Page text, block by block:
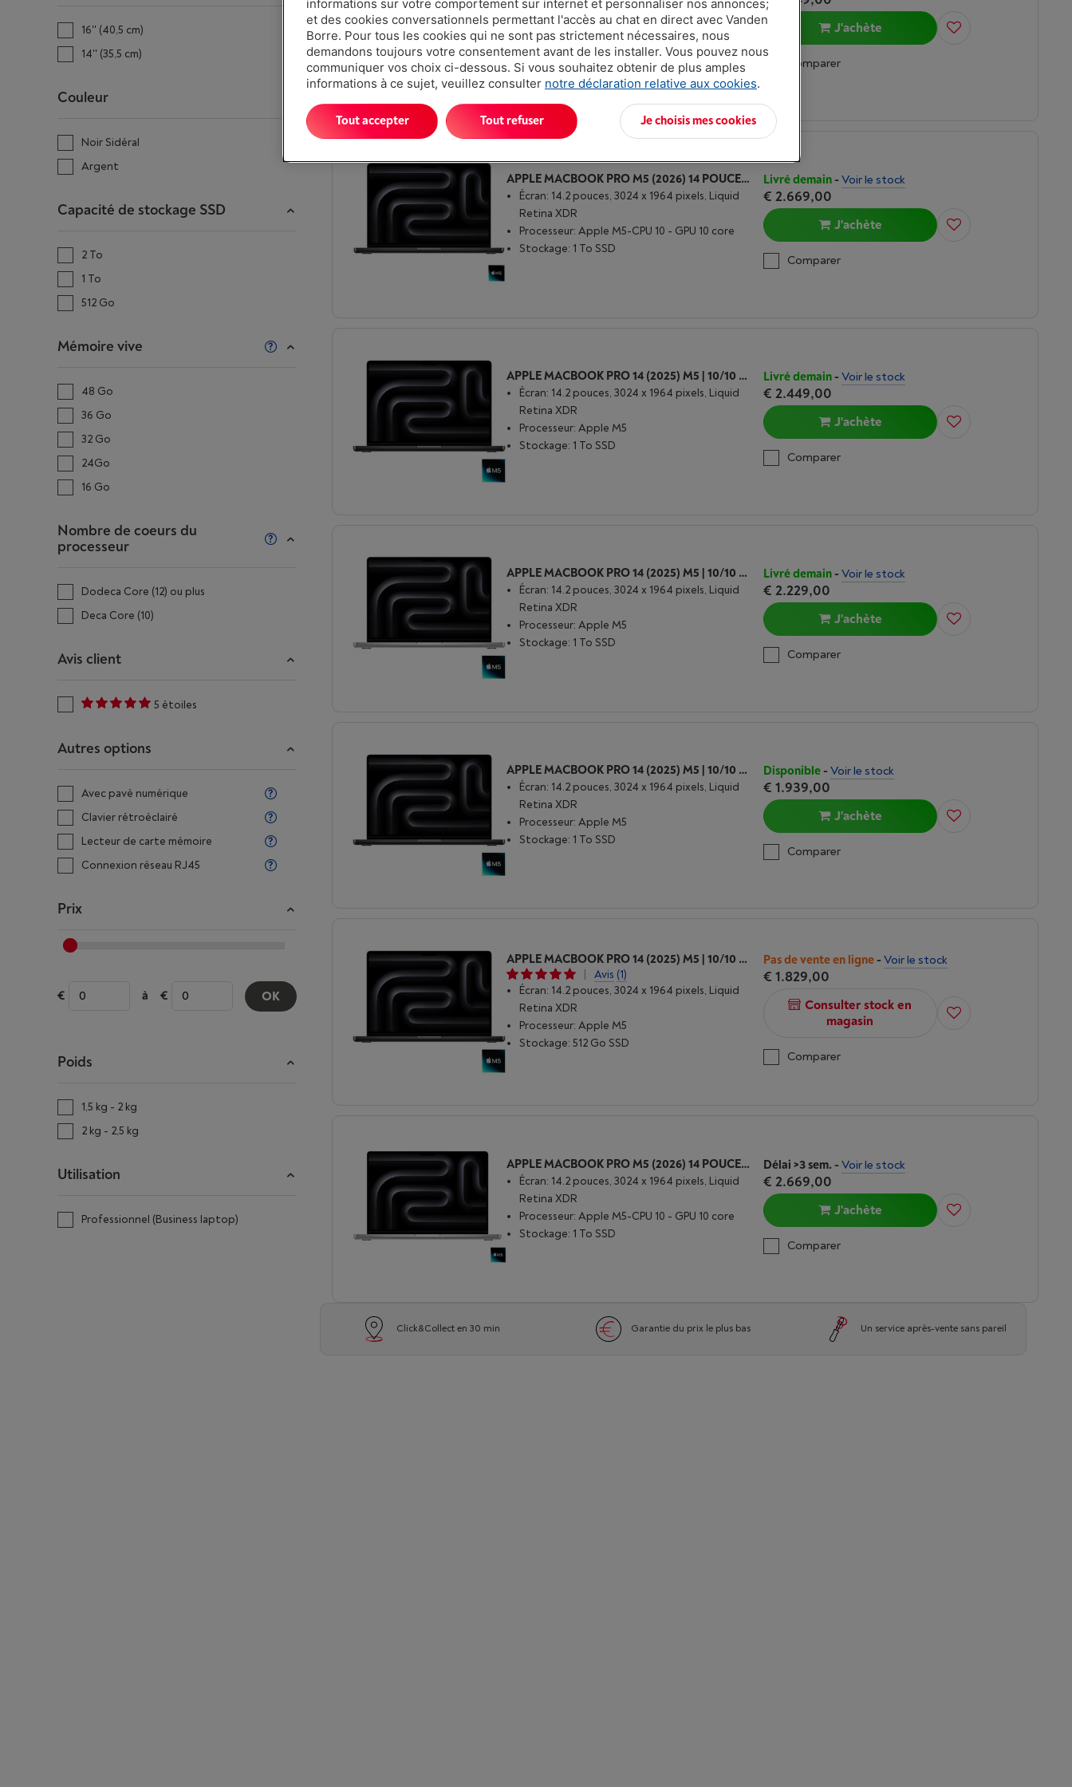
16'' (40,5 cm)
14'' (35,5 cm)
Couleur
Noir Sidéral
Argent
Capacité de stockage SSD
2 To
1 To
512 Go
Mémoire vive
48 Go
36 Go
32 Go
24Go
16 Go
Nombre de coeurs du
processeur
Dodeca Core (12) ou plus
Deca Core (10)
Avis client
5 étoiles
Autres options
Avec pavé numérique
Clavier rétroéclairé
Lecteur de carte mémoire
Connexion réseau RJ45
Prix
à OK
Poids
1,5 kg - 2 kg
2 kg - 2,5 kg
Utilisation
Professionnel (Business laptop)
Click&Collect en 30 min Garantie du prix le plus bas Un service après-vente sans pareil
Retina XDR
Processeur: Apple M5
Stockage: 1 To SSD
J'achète
Comparer
APPLE MACBOOK PRO M5 (2026) 14 POUCES | 32 GO | 1TO | NOIR SIDÉRAL
Écran: 14.2 pouces, 3024 x 1964 pixels, Liquid
Retina XDR
Processeur: Apple M5-CPU 10 - GPU 10 core
Stockage: 1 To SSD
Livré demain- Voir le stock
€ 2.669,00
J'achète
Comparer
APPLE MACBOOK PRO 14 (2025) M5 | 10/10 CORES | 24 GO | 1 TO | NOIR SIDERAL
Écran: 14.2 pouces, 3024 x 1964 pixels, Liquid
Retina XDR
Processeur: Apple M5
Stockage: 1 To SSD
Livré demain- Voir le stock
€ 2.449,00
J'achète
Comparer
APPLE MACBOOK PRO 14 (2025) M5 | 10/10 CORES | 16 GO | 1 TO | ARGENT
Écran: 14.2 pouces, 3024 x 1964 pixels, Liquid
Retina XDR
Processeur: Apple M5
Stockage: 1 To SSD
Livré demain- Voir le stock
€ 2.229,00
J'achète
Comparer
APPLE MACBOOK PRO 14 (2025) M5 | 10/10 CORES | 16 GO | 1 TO | NOIR SIDERAL
Écran: 14.2 pouces, 3024 x 1964 pixels, Liquid
Retina XDR
Processeur: Apple M5
Stockage: 1 To SSD
Disponible- Voir le stock
€ 1.939,00
J'achète
Comparer
APPLE MACBOOK PRO 14 (2025) M5 | 10/10 CORES | 16 GO | 512 GO | NOIR SIDERAL
|
Avis (1)
Écran: 14.2 pouces, 3024 x 1964 pixels, Liquid
Retina XDR
Processeur: Apple M5
Stockage: 512 Go SSD
Pas de vente en ligne- Voir le stock
€ 1.829,00
Consulter stock en
magasin
Comparer
APPLE MACBOOK PRO M5 (2026) 14 POUCES | 32 GO | 1TO | ARGENT
Écran: 14.2 pouces, 3024 x 1964 pixels, Liquid
Retina XDR
Processeur: Apple M5-CPU 10 - GPU 10 core
Stockage: 1 To SSD
Délai >3 sem. - Voir le stock
€ 2.669,00
J'achète
Comparer
informations sur votre comportement sur internet et personnaliser nos annonces;
et des cookies conversationnels permettant l'accès au chat en direct avec Vanden
Borre. Pour tous les cookies qui ne sont pas strictement nécessaires, nous
demandons toujours votre consentement avant de les installer. Vous pouvez nous
communiquer vos choix ci-dessous. Si vous souhaitez obtenir de plus amples
informations à ce sujet, veuillez consulter notre déclaration relative aux cookies.
Je choisis mes cookies
Tout refuser
Tout accepter